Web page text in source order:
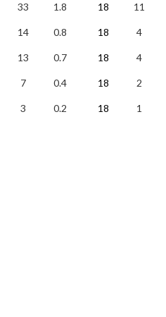
33 1.8 18 11
14 0.8 18 4
13 0.7 18 4
7 0.4 18 2
3 0.2 18 1